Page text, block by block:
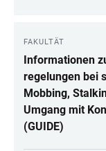
FAKULTÄT
Informationen
regelungen bei
Mobbing,
Umgang mit
(GUIDE)